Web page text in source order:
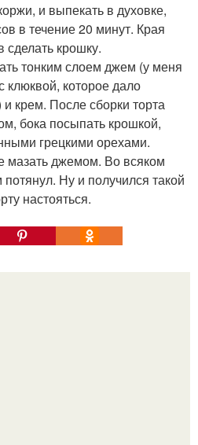
и выпекать в духовке,
в течение 20 минут. Края
сделать крошку.
тонким слоем джем (у меня
клюквой, которое дало
крем. После сборки торта
бока посыпать крошкой,
грецкими орехами.
мазать джемом. Во всяком
Ну и получился такой
настояться.